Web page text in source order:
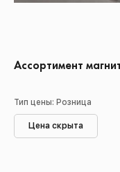
Ассортимент
Тип цены: Розница
Цена скрыта